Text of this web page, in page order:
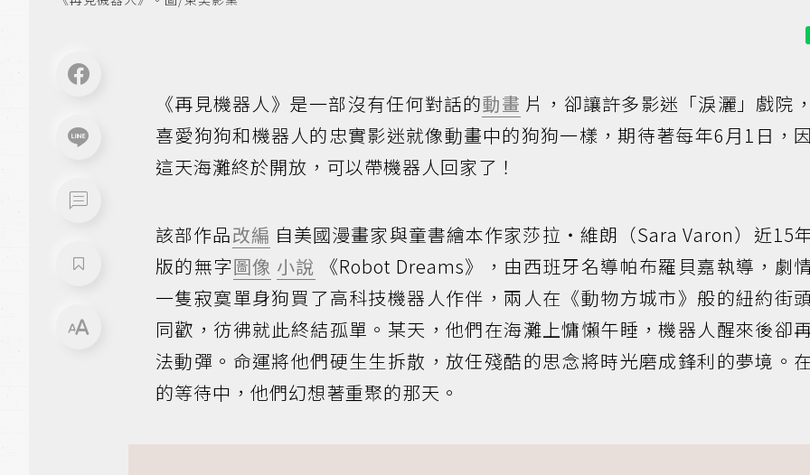
《再見機器人》是一部沒有任何對話的動畫 片，卻讓許多影迷「淚灑」戲院
喜愛狗狗和機器人的忠實影迷就像動畫中的狗狗一樣，期待著每年6月1日，
這天海灘終於開放，可以帶機器人回家了！
該部作品改編 自美國漫畫家與童書繪本作家莎拉・維朗（Sara Varon）近15
版的無字圖像 小說 《Robot Dreams》，由西班牙名導帕布羅貝嘉執導，劇
一隻寂寞單身狗買了高科技機器人作伴，兩人在《動物方城市》般的紐約街
同歡，彷彿就此終結孤單。某天，他們在海灘上慵懶午睡，機器人醒來後卻
法動彈。命運將他們硬生生拆散，放任殘酷的思念將時光磨成鋒利的夢境。
的等待中，他們幻想著重聚的那天。